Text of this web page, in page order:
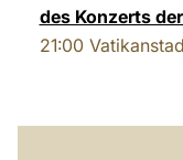
des Konzerts
21:00